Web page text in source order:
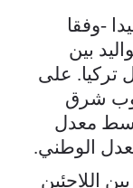
-وفقا
بين
تركيا. على
شرق
معدل
اللاجئين